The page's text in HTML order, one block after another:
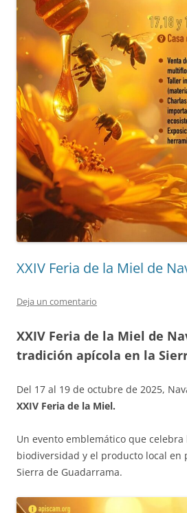
XXIV Feria de la Miel de
Deja un comentario
XXIV Feria de la Miel de
tradición apícola en la
Del 17 al 19 de octubre de 2025,
XXIV Feria de la Miel.
Un evento emblemático que
biodiversidad y el producto local en
Sierra de Guadarrama.